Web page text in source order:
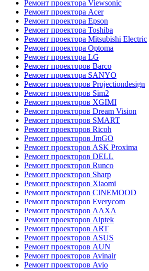
Ремонт проектора Viewsonic
Ремонт проектора Acer
Ремонт проектора Epson
Ремонт проектора Toshiba
Ремонт проектора Mitsubishi Electric
Ремонт проектора Optoma
Ремонт проектора LG
Ремонт проекторов Barco
Ремонт проектора SANYO
Ремонт проекторов Projectiondesign
Ремонт проекторов Sim2
Ремонт проекторов XGIMI
Ремонт проекторов Dream Vision
Ремонт проекторов SMART
Ремонт проекторов Ricoh
Ремонт проекторов JmGO
Ремонт проекторов ASK Proxima
Ремонт проекторов DELL
Ремонт проекторов Runco
Ремонт проекторов Sharp
Ремонт проекторов Xiaomi
Ремонт проекторов CINEMOOD
Ремонт проекторов Everycom
Ремонт проекторов AAXA
Ремонт проекторов Aiptek
Ремонт проекторов ART
Ремонт проекторов ASUS
Ремонт проекторов AUN
Ремонт проекторов Avinair
Ремонт проекторов Avio